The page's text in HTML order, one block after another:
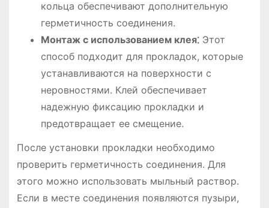
кольца обеспечивают дополнительную
герметичность соединения.
Монтаж с использованием клея⁚Этот
способ подходит для прокладок, которые
устанавливаются на поверхности с
неровностями. Клей обеспечивает
надежную фиксацию прокладки и
предотвращает ее смещение.
После установки прокладки необходимо
проверить герметичность соединения. Для
этого можно использовать мыльный раствор.
Если в месте соединения появляются пузыри,